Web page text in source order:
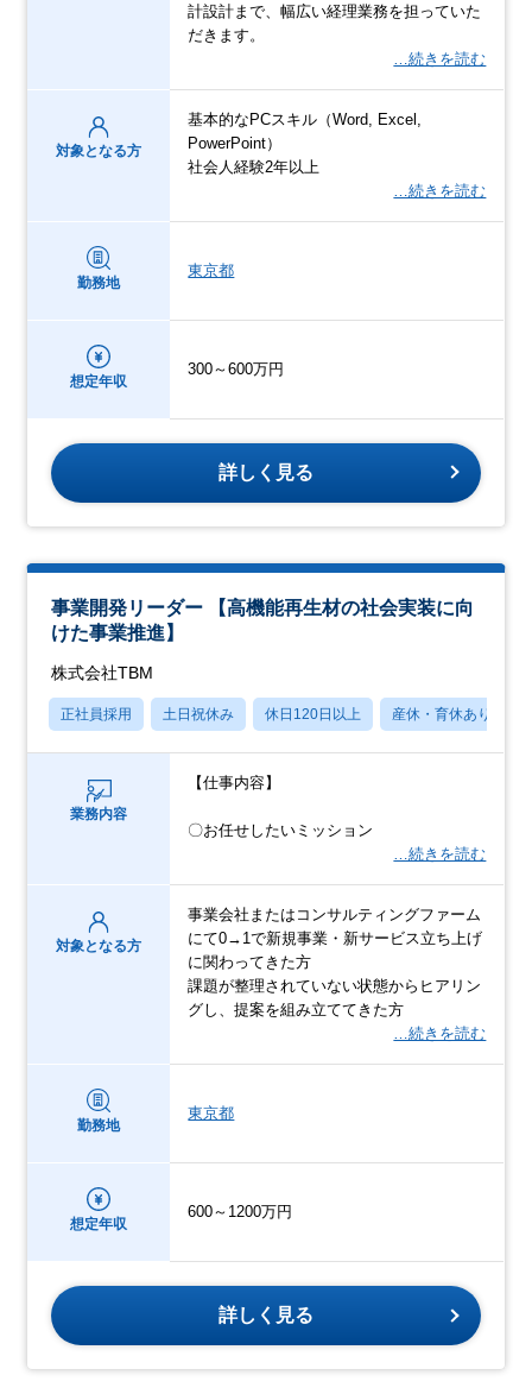
計設計まで、幅広い経理業務を担っていた
だきます。
…続きを読む
対象となる方
基本的なPCスキル（Word, Excel,
PowerPoint）
社会人経験2年以上
…続きを読む
勤務地
東京都
想定年収
300～600万円
詳しく見る
事業開発リーダー 【高機能再生材の社会実装に向
けた事業推進】
株式会社TBM
正社員採用 土日祝休み 休日120日以上 産休・育休あり
業務内容
【仕事内容】
〇お任せしたいミッション
…続きを読む
対象となる方
事業会社またはコンサルティングファーム
にて0→1で新規事業・新サービス立ち上げ
に関わってきた方
課題が整理されていない状態からヒアリン
グし、提案を組み立ててきた方
…続きを読む
勤務地
東京都
想定年収
600～1200万円
詳しく見る